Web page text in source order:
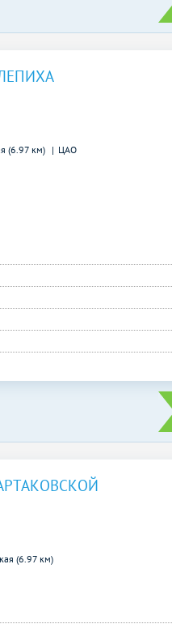
(6.97 км) ЦАО
(6.97 км)